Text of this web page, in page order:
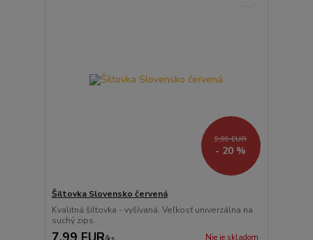
9,99 EUR
- 20 %
Šiltovka Slovensko červená
Kvalitná šiltovka - vyšívaná. Veľkosť univerzálna na
suchý zips.
Nie je skladom